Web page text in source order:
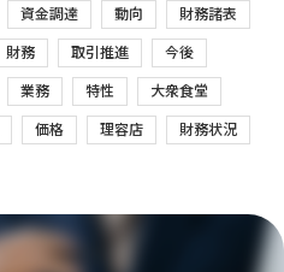
資金調達 動向 財務諸表
財務 取引推進 今後
業務 特性 大衆食堂
価格 理容店 財務状況